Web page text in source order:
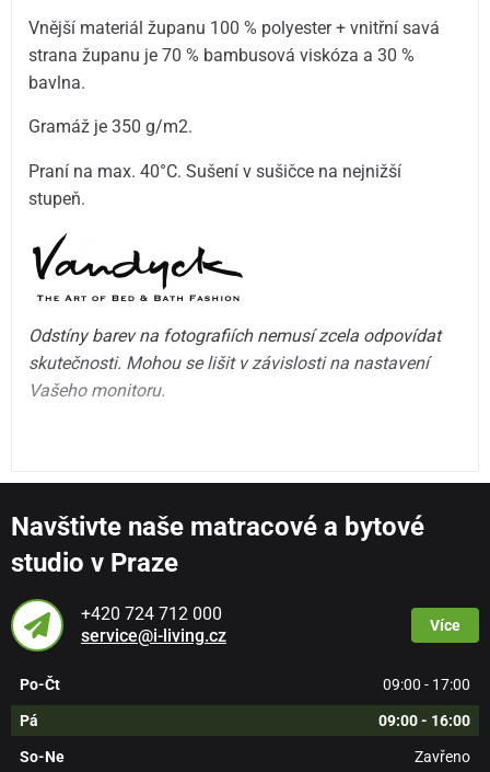
Vnější materiál županu 100 % polyester + vnitřní savá
strana županu je 70 % bambusová viskóza a 30 %
bavlna.
Gramáž je 350 g/m2.
Praní na max. 40°C. Sušení v sušičce na nejnižší
stupeň.
Odstíny barev na fotografiích nemusí zcela odpovídat
skutečnosti. Mohou se lišit v závislosti na nastavení
Vašeho monitoru.
Navštivte naše matracové a bytové
studio v Praze
+420 724 712 000
service@i-living.cz
Více
Po-Čt 09:00 - 17:00
Pá 09:00 - 16:00
So-Ne Zavřeno